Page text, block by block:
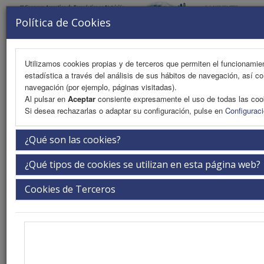
Política de Cookies
Utilizamos cookies propias y de terceros que permiten el
estadística a través del análisis de sus hábitos de navegación, así
navegación (por ejemplo, páginas visitadas).
Al pulsar en Aceptar consiente expresamente el uso de todas las
Si desea rechazarlas o adaptar su configuración, pulse en
¿Qué son las cookies?
¿Qué tipos de cookies se utilizan en esta página web?
Cookies de Terceros
MENU
Warning: Undefined array key "idP" in
/var/www/vhosts/samenut.org/eventos.samenut.org/subMenus/
on line13
Programa Científico Preliminar
Plantilla
Ejes Temáticos del Cuarto Congreso de Terapéutica Nutricional